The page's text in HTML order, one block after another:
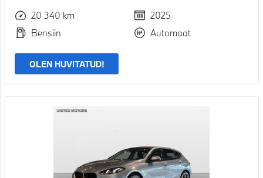
20 340 km
2025
Bensiin
Automaat
OLEN HUVITATUD!